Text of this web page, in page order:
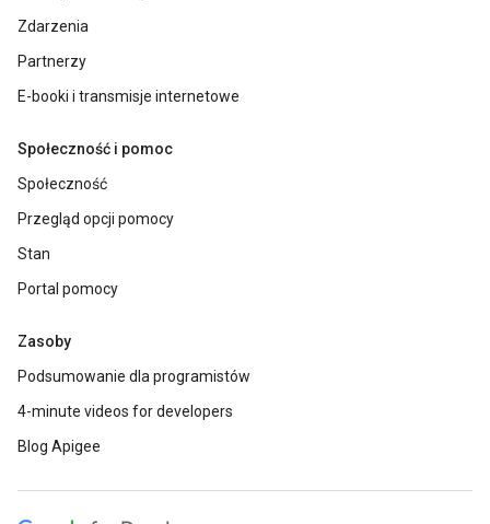
Zdarzenia
Partnerzy
E-booki i transmisje internetowe
Społeczność i pomoc
Społeczność
Przegląd opcji pomocy
Stan
Portal pomocy
Zasoby
Podsumowanie dla programistów
4-minute videos for developers
Blog Apigee